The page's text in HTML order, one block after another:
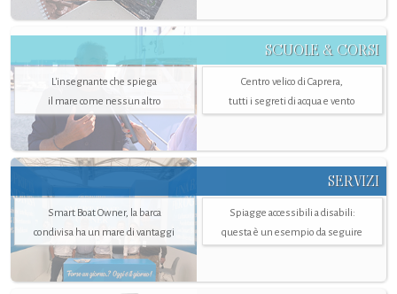
SCUOLE & CORSI
L'insegnante che spiega
il mare come nessun altro
Centro velico di Caprera,
tutti i segreti di acqua e vento
SERVIZI
Smart Boat Owner, la barca
condivisa ha un mare di vantaggi
Spiagge accessibili a disabili:
questa è un esempio da seguire